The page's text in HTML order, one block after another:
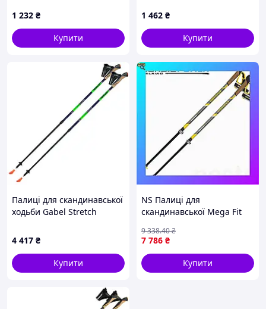
9TA50B520
1 232 ₴
Купити
1 462 ₴
Купити
Палиці для скандинавської
ходьби Gabel Stretch
(7008352640000)
4 417 ₴
Купити
NS Палиці для
скандинавської Mega Fit
Vario Carbon +200 GR
(SW20 04) Nes22/Q
7 786 ₴
9 338.40₴
Купити